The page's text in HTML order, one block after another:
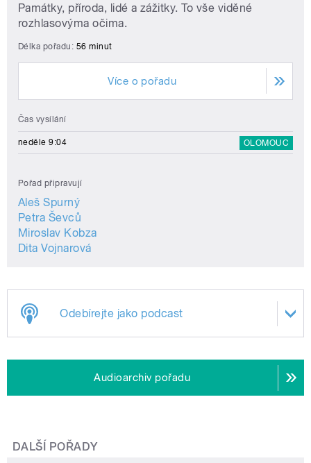
Památky, příroda, lidé a zážitky. To vše viděné
rozhlasovýma očima.
Délka pořadu: 56 minut
Více o pořadu
Čas vysílání
neděle 9:04 OLOMOUC
Pořad připravují
Aleš Spurný
Petra Ševců
Miroslav Kobza
Dita Vojnarová
Odebírejte jako podcast
Audioarchiv pořadu
DALŠÍ POŘADY